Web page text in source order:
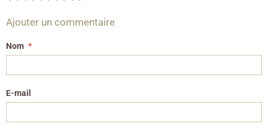
Ajouter un commentaire
Nom
E-mail